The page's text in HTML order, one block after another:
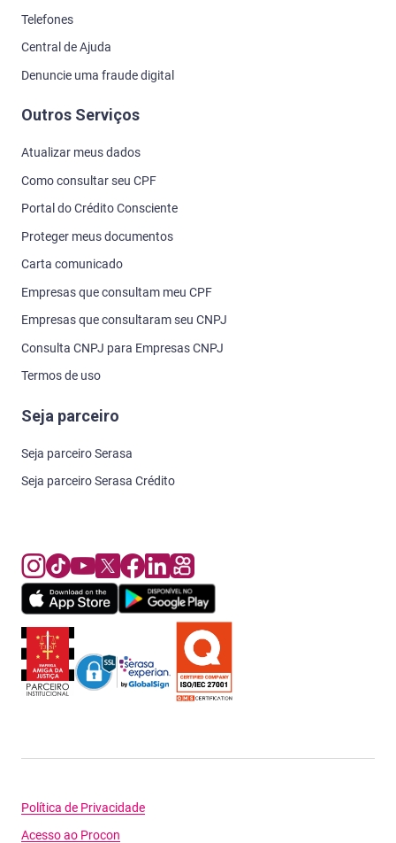
Telefones
Central de Ajuda
Denuncie uma fraude digital
Outros Serviços
Atualizar meus dados
Como consultar seu CPF
Portal do Crédito Consciente
Proteger meus documentos
Carta comunicado
Empresas que consultam meu CPF
Empresas que consultaram seu CNPJ
Consulta CNPJ para Empresas CNPJ
Termos de uso
Seja parceiro
Seja parceiro Serasa
Seja parceiro Serasa Crédito
Política de Privacidade
Acesso ao Procon